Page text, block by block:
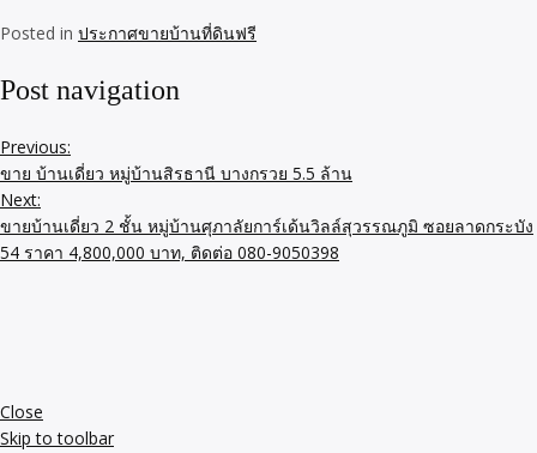
Posted in ประกาศขายบ้านที่ดินฟรี
Post navigation
Previous:
ขาย บ้านเดี่ยว หมู่บ้านสิรธานี บางกรวย 5.5 ล้าน
Next:
ขายบ้านเดี่ยว 2 ชั้น หมู่บ้านศุภาลัยการ์เด้นวิลล์สุวรรณภูมิ ซอยลาดกระบัง
54 ราคา 4,800,000 บาท, ติดต่อ 080-9050398
Close
Skip to toolbar